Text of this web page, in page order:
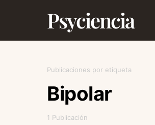
Psyciencia
Publicaciones por etiqueta
Bipolar
1 Publicación